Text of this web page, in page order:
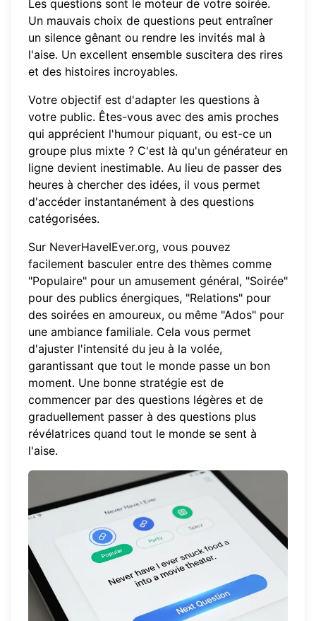
Les questions sont le moteur de votre soirée.
Un mauvais choix de questions peut entraîner
un silence gênant ou rendre les invités mal à
l'aise. Un excellent ensemble suscitera des rires
et des histoires incroyables.
Votre objectif est d'adapter les questions à
votre public. Êtes-vous avec des amis proches
qui apprécient l'humour piquant, ou est-ce un
groupe plus mixte ? C'est là qu'un générateur en
ligne devient inestimable. Au lieu de passer des
heures à chercher des idées, il vous permet
d'accéder instantanément à des questions
catégorisées.
Sur NeverHaveIEver.org, vous pouvez
facilement basculer entre des thèmes comme
"Populaire" pour un amusement général, "Soirée"
pour des publics énergiques, "Relations" pour
des soirées en amoureux, ou même "Ados" pour
une ambiance familiale. Cela vous permet
d'ajuster l'intensité du jeu à la volée,
garantissant que tout le monde passe un bon
moment. Une bonne stratégie est de
commencer par des questions légères et de
graduellement passer à des questions plus
révélatrices quand tout le monde se sent à
l'aise.